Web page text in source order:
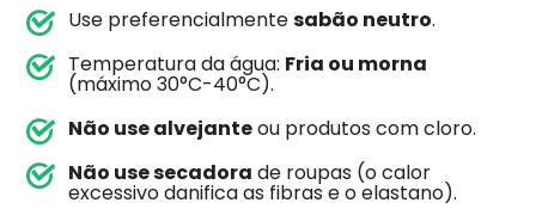
Use preferencialmentesabão neutro.
Temperatura da água: Fria ou morna
(máximo 30°C-40°C).
Não use alvejanteou produtos com cloro.
Não use secadora de roupas (o calor
excessivo danifica as fibras e o elastano).